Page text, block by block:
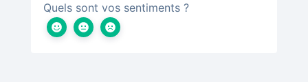
Quels sont vos sentiments ?